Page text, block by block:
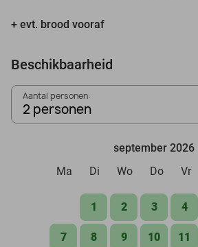
+ evt. brood vooraf
Beschikbaarheid
Aantal personen:
2 personen
september 2026
Ma
Di Wo Do Vr
1 2 3 4
7 8 9 10 11